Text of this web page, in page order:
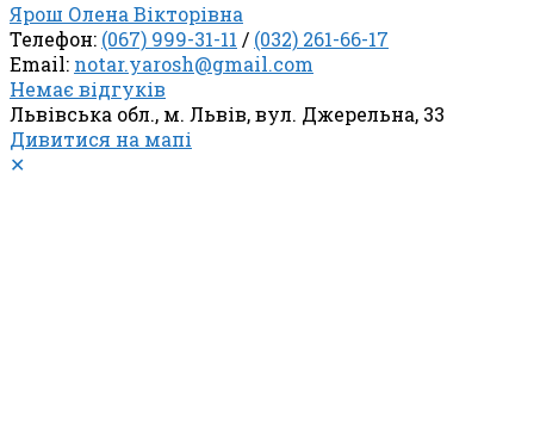
Ярош Олена Вікторівна
Телефон: (067) 999-31-11 / (032) 261-66-17
Email: notar.yarosh@gmail.com
Немає відгуків
Львівська обл., м. Львів, вул. Джерельна, 33
Дивитися на мапі
✕